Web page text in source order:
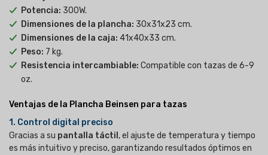
Potencia: 300W.
Dimensiones de la plancha: 30x31x23 cm.
Dimensiones de la caja: 41x40x33 cm.
Peso: 7 kg.
Resistencia intercambiable: Compatible con tazas de 6-9
oz.
Ventajas de la Plancha Beinsen para tazas
1. Control digital preciso
Gracias a su pantalla táctil , el ajuste de temperatura y tiempo
es más intuitivo y preciso, garantizando resultados óptimos en